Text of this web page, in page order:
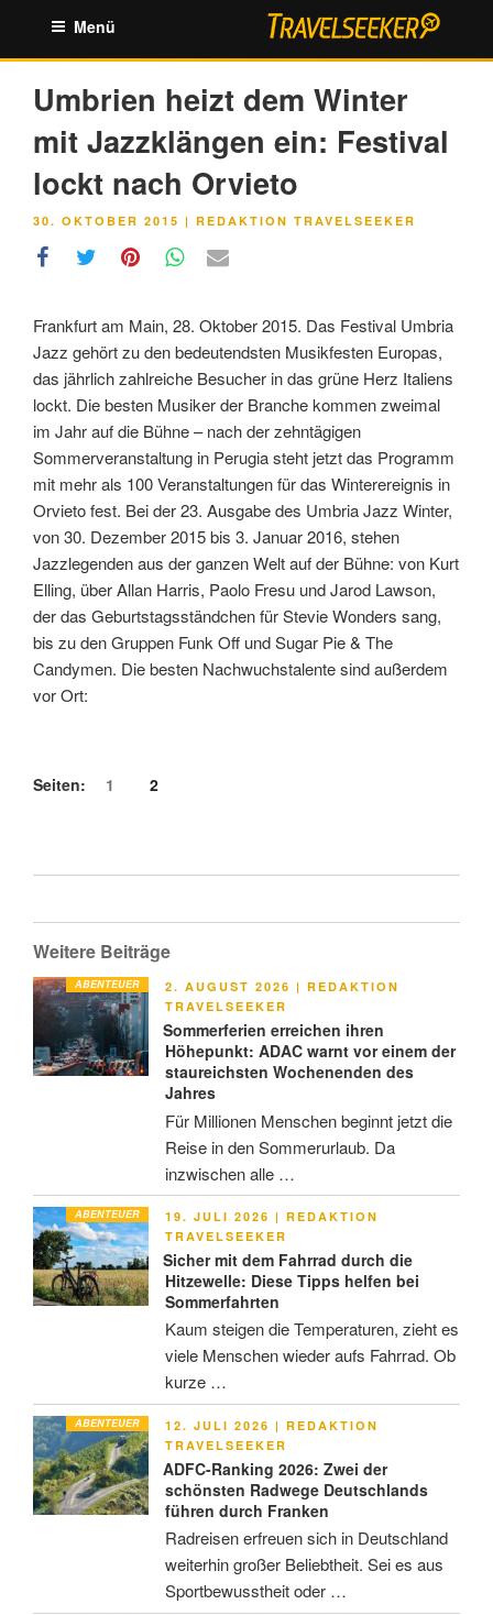
springen
Menü
Umbrien heizt dem Winter
mit Jazzklängen ein: Festival
lockt nach Orvieto
VERÖFFENTLICHT
30. OKTOBER 2015 | REDAKTION TRAVELSEEKER
Frankfurt am Main, 28. Oktober 2015. Das Festival Umbria
Jazz gehört zu den bedeutendsten Musikfesten Europas,
das jährlich zahlreiche Besucher in das grüne Herz Italiens
lockt. Die besten Musiker der Branche kommen zweimal
im Jahr auf die Bühne – nach der zehntägigen
Sommerveranstaltung in Perugia steht jetzt das Programm
mit mehr als 100 Veranstaltungen für das Winterereignis in
Orvieto fest. Bei der 23. Ausgabe des Umbria Jazz Winter,
von 30. Dezember 2015 bis 3. Januar 2016, stehen
Jazzlegenden aus der ganzen Welt auf der Bühne: von Kurt
Elling, über Allan Harris, Paolo Fresu und Jarod Lawson,
der das Geburtstagsständchen für Stevie Wonders sang,
bis zu den Gruppen Funk Off und Sugar Pie & The
Candymen. Die besten Nachwuchstalente sind außerdem
vor Ort:
Seiten: 1 2
Weitere Beiträge
ABENTEUER
VERÖFFENTLICHT
AM
2. AUGUST 2026 | REDAKTION
TRAVELSEEKER
Sommerferien erreichen ihren
Höhepunkt: ADAC warnt vor einem der
staureichsten Wochenenden des
Jahres
Für Millionen Menschen beginnt jetzt die
Reise in den Sommerurlaub. Da
inzwischen alle …
ABENTEUER
VERÖFFENTLICHT
AM
19. JULI 2026 | REDAKTION
TRAVELSEEKER
Sicher mit dem Fahrrad durch die
Hitzewelle: Diese Tipps helfen bei
Sommerfahrten
Kaum steigen die Temperaturen, zieht es
viele Menschen wieder aufs Fahrrad. Ob
kurze …
ABENTEUER
VERÖFFENTLICHT
AM
12. JULI 2026 | REDAKTION
TRAVELSEEKER
ADFC-Ranking 2026: Zwei der
schönsten Radwege Deutschlands
führen durch Franken
Radreisen erfreuen sich in Deutschland
weiterhin großer Beliebtheit. Sei es aus
Sportbewusstheit oder …